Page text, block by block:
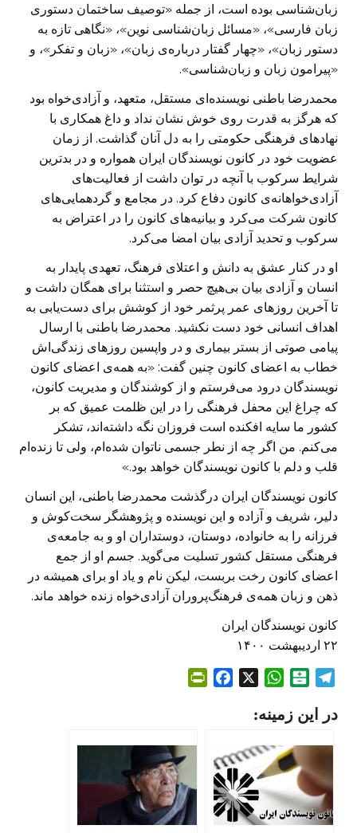
زبان‌شناسی بوده است، از جمله «توصیف ساختمان دستوری
زبان فارسی»، «مسائل زبان‌شناسی نوین»، «نگاهی تازه به
دستور زبان»، «چهار گفتار درباره‌ی زبان»، «زبان و تفکر»، و
«پیرامون زبان و زبان‌شناسی».
محمدرضا باطنی نویسنده‌ای مستقل، متعهد، و آزادی‌خواه بود
که هرگز به قدرت روی خوش نشان نداد و داغ همکاری با
نهادهای فرهنگی حکومتی را به دل آنان گذاشت. از زمان
عضویت خود در کانون نویسندگان ایران همواره و در بدترین
شرایط سرکوب با آنچه در توان داشت از فعالیت‌های
آزادی‌خواهانه‌ی کانون دفاع کرد. در مجامع و گردهمایی‌های
کانون شرکت می‌کرد و بیانیه‌های کانون را در اعتراض به
سرکوب و تحدید آزادی بیان امضا می‌کرد.
او در کنار عشق به دانش و اعتلای فرهنگ، تعهدی پایدار به
انسان و آزادی بیان بی‌هیچ حصر و استثنا برای همگان داشت و
تا آخرین روزهای عمر پرثمر خود از کوشش برای دست‌یابی به
اهداف انسانی خود دست نکشید. محمدرضا باطنی با ارسال
پیامی صوتی از بستر بیماری و در واپسین روزهای زندگی‌اش
خطاب به اعضای کانون چنین گفت: «به همه‌ی اعضای کانون
نویسندگان درود می‌فرستم و از کوشندگان و مدیریت کانون،
که چراغ این محفل فرهنگی را در این ظلمت عمیق که بر
کشور ما سایه افکنده است فروزان نگه داشته‌اند، تشکر
می‌کنم. من اگر چه از نطر جسمی ناتوان شده‌ام، ولی تا زنده‌ام
قلب و دلم با کانون نویسندگان خواهد بود.»
کانون نویسندگان ایران درگذشت محمدرضا باطنی، این انسان
دلیر، شریف و آزاده و این نویسنده و پژوهشگر سخت‌کوش و
فرزانه را به خانواده، دوستان، دوستداران او و به جامعه‌ی
فرهنگی مستقل کشور تسلیت می‌گوید. جسم او از جمع
اعضای کانون رخت بربست، لیکن نام و یاد او برای همیشه در
ذهن و زبان همه‌ی فرهنگ‌پروران آزادی‌خواه زنده خواهد ماند.
کانون نویسندگان ایران
۲۲ اردیبهشت ۱۴۰۰
l
r
a
m
t
a
r
i
W
a
s
A
p
p
t
r
i
در این زمینه: